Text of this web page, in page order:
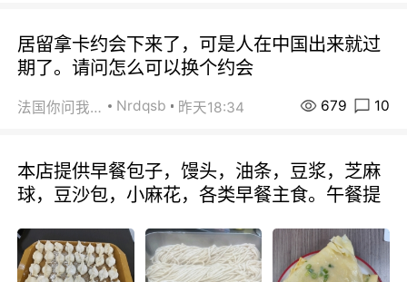
居留拿卡约会下来了，可是人在中国出来就过
期了。请问怎么可以换个约会
法国你问我答 Nrdqsb 昨天18:34 679 10
本店提供早餐包子，馒头，油条，豆浆，芝麻
球，豆沙包，小麻花，各类早餐主食。午餐提